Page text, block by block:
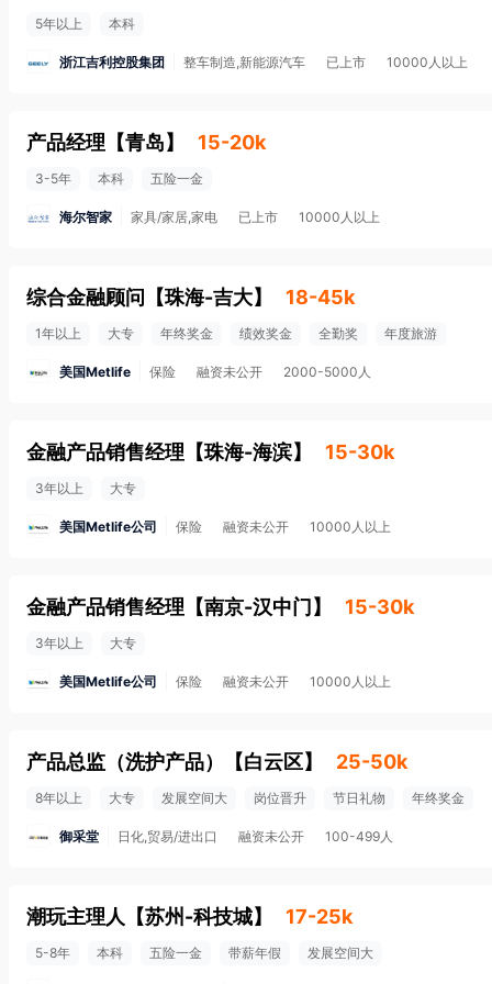
5年以上 本科
浙江吉利控股集团 整车制造,新能源汽车 已上市 10000人以上
产品经理 【青岛】 15-20k
3-5年 本科 五险一金
海尔智家 家具/家居,家电 已上市 10000人以上
综合金融顾问 【珠海-吉大】 18-45k
1年以上 大专 年终奖金 绩效奖金 全勤奖 年度旅游
美国Metlife 保险 融资未公开 2000-5000人
金融产品销售经理 【珠海-海滨】 15-30k
3年以上 大专
美国Metlife公司 保险 融资未公开 10000人以上
金融产品销售经理 【南京-汉中门 】 15-30k
3年以上 大专
美国Metlife公司 保险 融资未公开 10000人以上
产品总监（洗护产品） 【白云区】 25-50k
8年以上 大专 发展空间大 岗位晋升 节日礼物 年终奖金
御采堂 日化,贸易/进出口 融资未公开 100-499人
潮玩主理人 【苏州-科技城】 17-25k
5-8年 本科 五险一金 带薪年假 发展空间大